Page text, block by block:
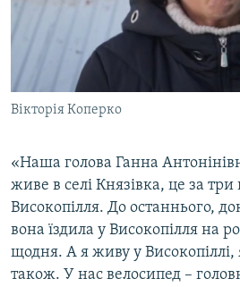
Вікторія Коперко
«Наша голова Ганна
живе в селі Князівка, це за три
Високопілля. До останнього,
вона їздила у Високопілля на
щодня. А я живу у Високопіллі,
також. У нас велосипед –